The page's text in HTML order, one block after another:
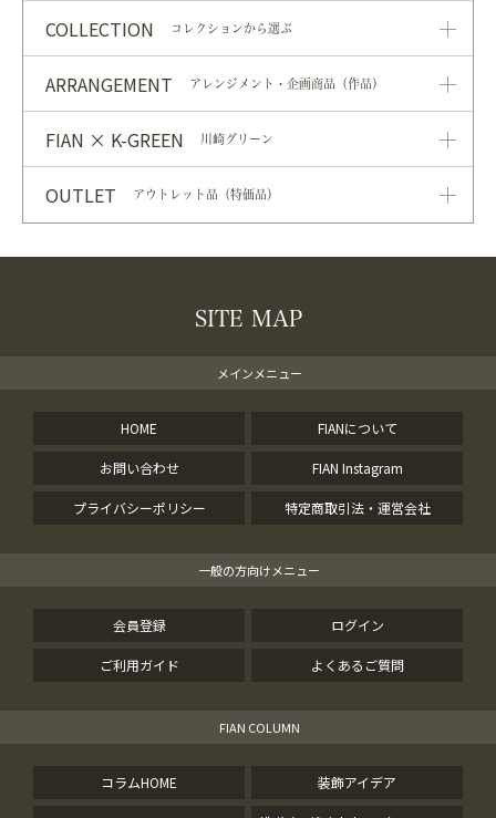
COLLECTION コレクションから選ぶ
ARRANGEMENT アレンジメント・企画商品（作品）
FIAN × K-GREEN 川崎グリーン
OUTLET アウトレット品（特価品）
SITE MAP
メインメニュー
HOME FIANについて
お問い合わせ FIAN Instagram
プライバシーポリシー 特定商取引法・運営会社
一般の方向けメニュー
会員登録 ログイン
ご利用ガイド よくあるご質問
FIAN COLUMN
コラムHOME 装飾アイデア